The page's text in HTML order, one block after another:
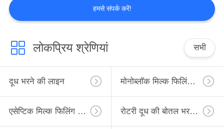
हमसे संपर्क करें!
लोकप्रिय श्रेणियां सभी
दूध भरने की लाइन मोनोब्लॉक मिल्क फिलिंग लाइन
एसेप्टिक मिल्क फिलिंग लाइन रोटरी दूध की बोतल भरने की लाइन